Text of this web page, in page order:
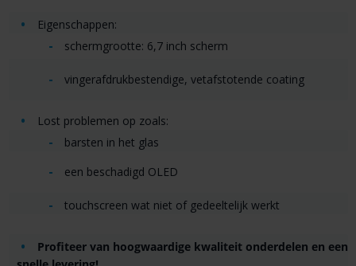
Eigenschappen:
schermgrootte: 6,7 inch scherm
vingerafdrukbestendige, vetafstotende coating
Lost problemen op zoals:
barsten in het glas
een beschadigd OLED
touchscreen wat niet of gedeeltelijk werkt
Profiteer van hoogwaardige kwaliteit onderdelen en een